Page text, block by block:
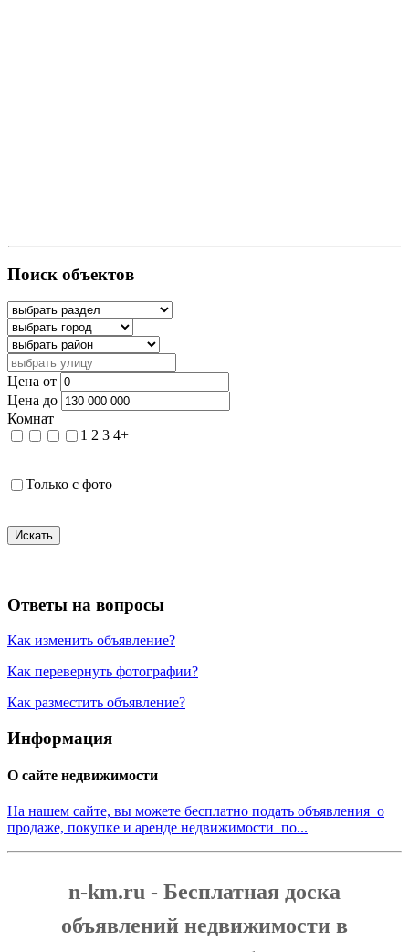
Поиск объектов
Цена от
Цена до
Комнат
1 2 3 4+
Только с фото
Искать
Ответы на вопросы
Как изменить объявление?
Как перевернуть фотографии?
Как разместить объявление?
Информация
О сайте недвижимости
На нашем сайте, вы можете бесплатно подать объявления о
продаже, покупке и аренде недвижимости по...
n-km.ru - Бесплатная доска
объявлений недвижимости в